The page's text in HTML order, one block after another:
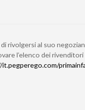
rivolgersi al suo
l’elenco dei rivenditori